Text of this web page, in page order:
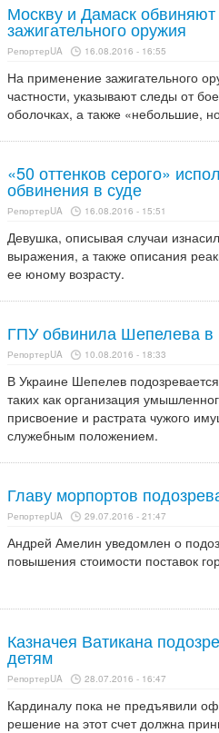
Москву и Дамаск
зажигательного оружия
РепортерUA 16.08.2016 - 16:55
На применение зажигательного
частности, указывают следы от
оболочках, а также «небольшие,
«50 оттенков серого»
обвинения в суде
РепортерUA 16.08.2016 - 15:51
Девушка, описывая случаи
выражения, а также описания
ее юному возрасту.
ГПУ обвинила Шепелева в
РепортерUA 10.08.2016 - 18:33
В Украине Шепелев
таких как организация
присвоение и растрата чужого
служебным положением.
Главу морпортов
РепортерUA 29.07.2016 - 21:47
Андрей Амелин уведомлен о
повышения стоимости поставок
Казначея Ватикана
детям
РепортерUA 28.07.2016 - 16:47
Кардиналу пока не предъявили
решение на этот счет должна